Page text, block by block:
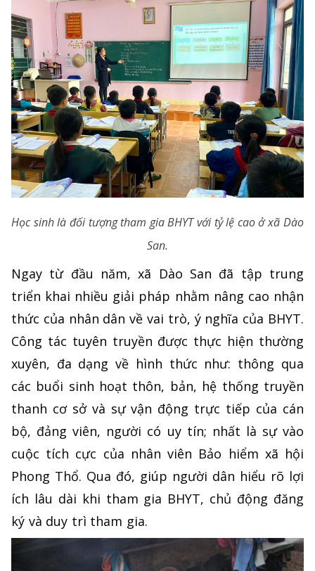
Học sinh là đối tượng tham gia BHYT với tỷ lệ cao ở xã Dào
San.
Ngay từ đầu năm, xã Dào San đã tập trung
triển khai nhiều giải pháp nhằm nâng cao nhận
thức của nhân dân về vai trò, ý nghĩa của BHYT.
Công tác tuyên truyền được thực hiện thường
xuyên, đa dạng về hình thức như: thông qua
các buổi sinh hoạt thôn, bản, hệ thống truyền
thanh cơ sở và sự vận động trực tiếp của cán
bộ, đảng viên, người có uy tín; nhất là sự vào
cuộc tích cực của nhân viên Bảo hiểm xã hội
Phong Thổ. Qua đó, giúp người dân hiểu rõ lợi
ích lâu dài khi tham gia BHYT, chủ động đăng
ký và duy trì tham gia.